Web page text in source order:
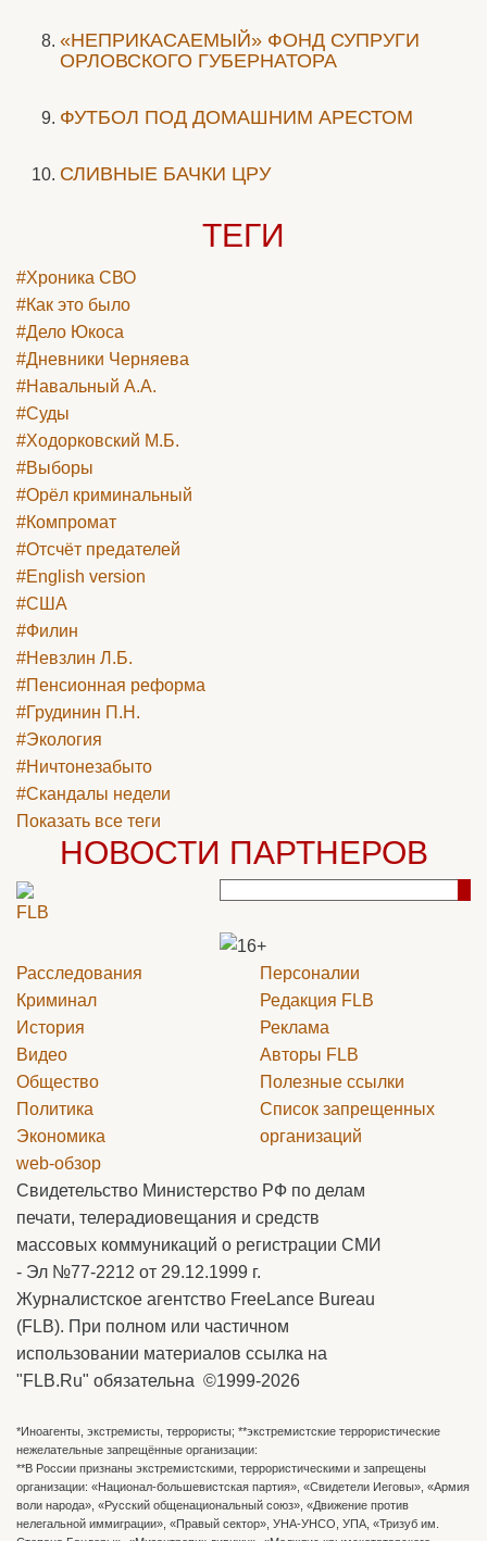
«НЕПРИКАСАЕМЫЙ» ФОНД СУПРУГИ
ОРЛОВСКОГО ГУБЕРНАТОРА
ФУТБОЛ ПОД ДОМАШНИМ АРЕСТОМ
СЛИВНЫЕ БАЧКИ ЦРУ
ТЕГИ
#Хроника СВО
#Как это было
#Дело Юкоса
#Дневники Черняева
#Навальный А.А.
#Суды
#Ходорковский М.Б.
#Выборы
#Орёл криминальный
#Компромат
#Отсчёт предателей
#English version
#США
#Филин
#Невзлин Л.Б.
#Пенсионная реформа
#Грудинин П.Н.
#Экология
#Ничтонезабыто
#Скандалы недели
Показать все теги
НОВОСТИ ПАРТНЕРОВ
Расследования
Криминал
История
Видео
Общество
Политика
Экономика
web-обзор
Персоналии
Редакция FLB
Реклама
Авторы FLB
Полезные ссылки
Список запрещенных
организаций
Свидетельство Министерство РФ по делам
печати, телерадиовещания и средств
массовых коммуникаций о регистрации СМИ
- Эл №77-2212 от 29.12.1999 г.
Журналистское агентство FreeLance Bureau
(FLB). При полном или частичном
использовании материалов ссылка на
"FLB.Ru" обязательна ©1999-2026
*Иноагенты, экстремисты, террористы; **экстремистские террористические
нежелательные запрещённые организации:
**В России признаны экстремистскими, террористическими и запрещены
организации: «Национал-большевистская партия», «Свидетели Иеговы», «Армия
воли народа», «Русский общенациональный союз», «Движение против
нелегальной иммиграции», «Правый сектор», УНА-УНСО, УПА, «Тризуб им.